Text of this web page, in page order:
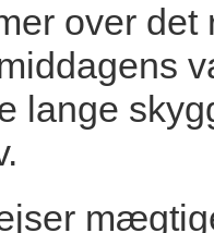
over det
lange